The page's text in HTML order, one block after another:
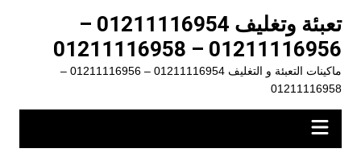
المحتوى
تعبئة وتغليف 01211116954 –
01211116956 – 01211116958
ماكينات التعبئة و التغليف 01211116954 – 01211116956 –
01211116958